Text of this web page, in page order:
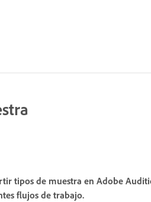
tipos de muestra en Adobe
flujos de trabajo.